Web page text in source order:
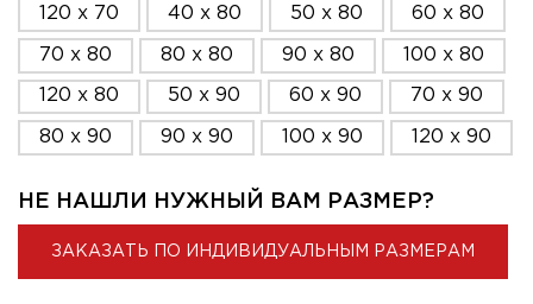
120 x 70 40 x 80 50 x 80 60 x 80
70 x 80 80 x 80 90 x 80 100 x 80
120 x 80 50 x 90 60 x 90 70 x 90
80 x 90 90 x 90 100 x 90 120 x 90
НЕ НАШЛИ НУЖНЫЙ ВАМ РАЗМЕР?
ЗАКАЗАТЬ ПО ИНДИВИДУАЛЬНЫМ РАЗМЕРАМ